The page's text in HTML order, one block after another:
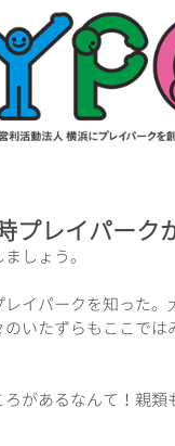
プレイパー
しょう。
イパークを知った
いたずらもここでは
があるなんて！親